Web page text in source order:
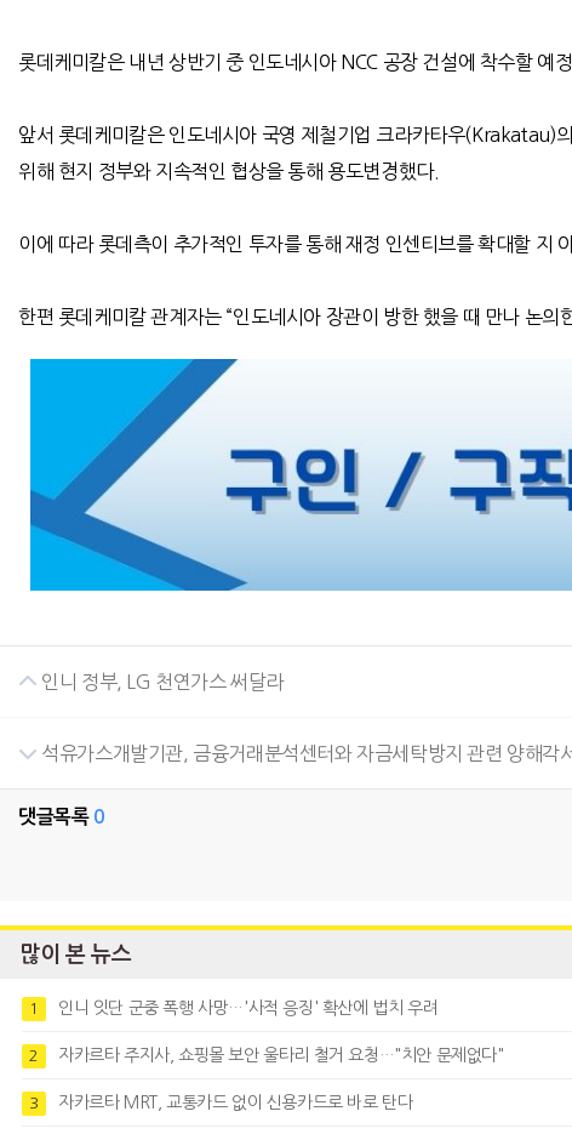
롯데케미칼은 내년 상반기 중 인도네시아 NCC 공장 건설에 착수할
앞서 롯데케미칼은 인도네시아 국영 제철기업 크라카타우(Krakatau)
위해 현지 정부와 지속적인 협상을 통해 용도변경했다.
이에 따라 롯데측이 추가적인 투자를 통해 재정 인센티브를 확대할 지
한편 롯데케미칼 관계자는 “인도네시아 장관이 방한 했을 때 만나 논
인니 정부, LG 천연가스 써달라
석유가스개발기관, 금융거래분석센터와 자금세탁방지 관련 양해각
댓글목록 0
많이 본 뉴스
1 인니 잇단 군중 폭행 사망…'사적 응징' 확산에 법치 우려
2 자카르타 주지사, 쇼핑몰 보안 울타리 철거 요청…"치안 문제없다"
3 자카르타 MRT, 교통카드 없이 신용카드로 바로 탄다